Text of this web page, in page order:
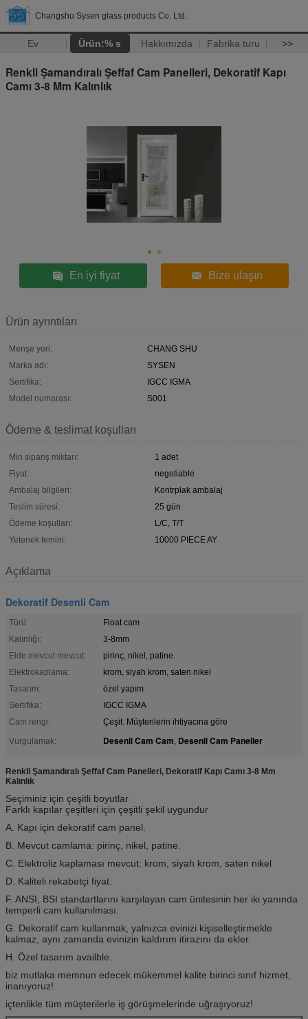
Changshu Sysen glass products Co. Ltd.
Ev Ürün:% s Hakkımızda Fabrika turu >>
Renkli Şamandıralı Şeffaf Cam Panelleri, Dekoratif Kapı
Camı 3-8 Mm Kalınlık
En iyi fiyat Bize ulaşın
Ürün ayrıntıları
Menşe yeri:
CHANG SHU
Marka adı:
SYSEN
Sertifika:
IGCC IGMA
Model numarası:
S001
Ödeme & teslimat koşulları
Min sipariş miktarı:
1 adet
Fiyat:
negotiable
Ambalaj bilgileri:
Kontrplak ambalaj
Teslim süresi:
25 gün
Ödeme koşulları:
L/C, T/T
Yetenek temini:
10000 PIECE AY
Açıklama
Dekoratif Desenli Cam
Türü:
Float cam
Kalınlığı:
3-8mm
Elde mevcut mevcut:
pirinç, nikel, patine.
Elektrokaplama:
krom, siyah krom, saten nikel
Tasarım:
özel yapım
Sertifika:
IGCC IGMA
Cam rengi:
Çeşit. Müşterilerin ihtiyacına göre
Vurgulamak:
Desenli Cam Cam, Desenli Cam Paneller
Renkli Şamandıralı Şeffaf Cam Panelleri, Dekoratif Kapı Camı 3-8 Mm
Kalınlık
Seçiminiz için çeşitli boyutlar
Farklı kapılar çeşitleri için çeşitli şekil uygundur
A. Kapı için dekoratif cam panel.
B. Mevcut camlama: pirinç, nikel, patine.
C. Elektroliz kaplaması mevcut: krom, siyah krom, saten nikel
D. Kaliteli rekabetçi fiyat.
F. ANSI, BSI standartlarını karşılayan cam ünitesinin her iki yanında
temperli cam kullanılması.
G. Dekoratif cam kullanmak, yalnızca evinizi kişiselleştirmekle
kalmaz, aynı zamanda evinizin kaldırım itirazını da ekler.
H. Özel tasarım availble.
biz mutlaka memnun edecek mükemmel kalite birinci sınıf hizmet,
inanıyoruz!
içtenlikle tüm müşterilerle iş görüşmelerinde uğraşıyoruz!